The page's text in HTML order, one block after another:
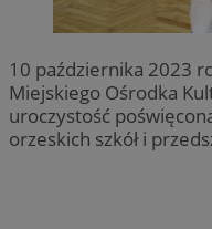
10 października 2023
Miejskiego Ośrodka
uroczystość
orzeskich szkół i